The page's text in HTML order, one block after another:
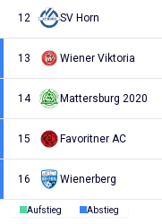
12 SV Horn
13 Wiener Viktoria
14 Mattersburg 2020
15 Favoritner AC
16 Wienerberg
Aufstieg Abstieg